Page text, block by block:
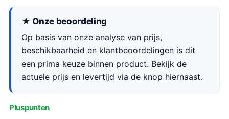
★ Onze beoordeling
Op basis van onze analyse van prijs,
beschikbaarheid en klantbeoordelingen is dit
een prima keuze binnen product. Bekijk de
actuele prijs en levertijd via de knop hiernaast.
Pluspunten